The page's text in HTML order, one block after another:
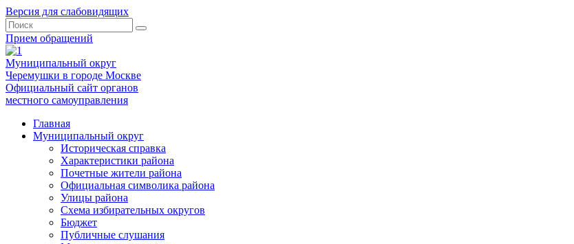
Версия для слабовидящих
Прием обращений
Муниципальный округ
Черемушки в городе Москве
Официальный сайт органов
местного самоуправления
Главная
Муниципальный округ
Историческая справка
Характеристики района
Почетные жители района
Официальная символика района
Улицы района
Схема избирательных округов
Бюджет
Публичные слушания